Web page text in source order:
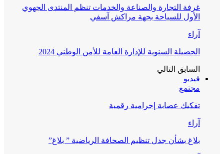
غرفة التجارة والصناعة والخدمات تنظم المنتدى الجهوي
الأول للسياحة بجهة مراكش آسفي
آراء
الحصيلة السنوية للإدارة العامة للأمن الوطني 2024
السابق التالي
فيديو
مجتمع
تفكيك عصابة إجرامية رقمية
آراء
بلاغ بشأن جدل تنظيم الصحافة الرياضية ” بلاغ”